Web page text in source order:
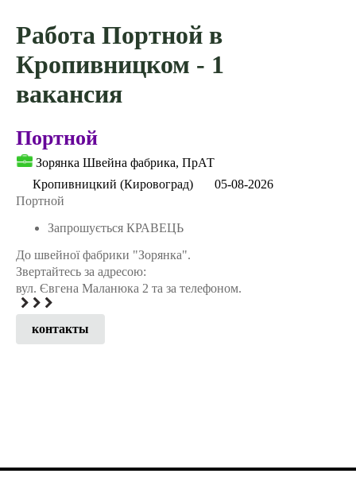
Работа Портной в
Кропивницком - 1
вакансия
Портной
Зорянка Швейна фабрика, ПрАТ
Кропивницкий (Кировоград)
05-08-2026
Портной
Запрошується КРАВЕЦЬ
До швейної фабрики "Зорянка".
Звертайтесь за адресою:
вул. Євгена Маланюка 2 та за телефоном.
контакты